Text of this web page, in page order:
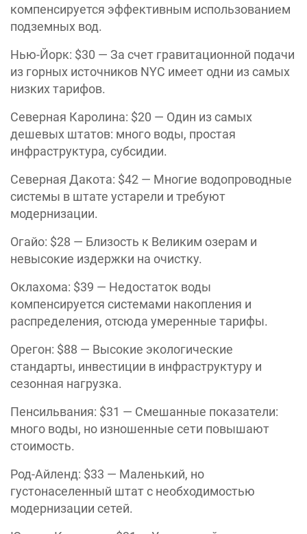
компенсируется эффективным использованием
подземных вод.
Нью-Йорк: $30 — За счет гравитационной подачи
из горных источников NYC имеет одни из самых
низких тарифов.
Северная Каролина: $20 — Один из самых
дешевых штатов: много воды, простая
инфраструктура, субсидии.
Северная Дакота: $42 — Многие водопроводные
системы в штате устарели и требуют
модернизации.
Огайо: $28 — Близость к Великим озерам и
невысокие издержки на очистку.
Оклахома: $39 — Недостаток воды
компенсируется системами накопления и
распределения, отсюда умеренные тарифы.
Орегон: $88 — Высокие экологические
стандарты, инвестиции в инфраструктуру и
сезонная нагрузка.
Пенсильвания: $31 — Смешанные показатели:
много воды, но изношенные сети повышают
стоимость.
Род-Айленд: $33 — Маленький, но
густонаселенный штат с необходимостью
модернизации сетей.